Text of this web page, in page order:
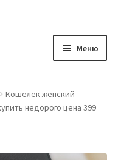
Меню
Кошелек женский
недорого цена 399